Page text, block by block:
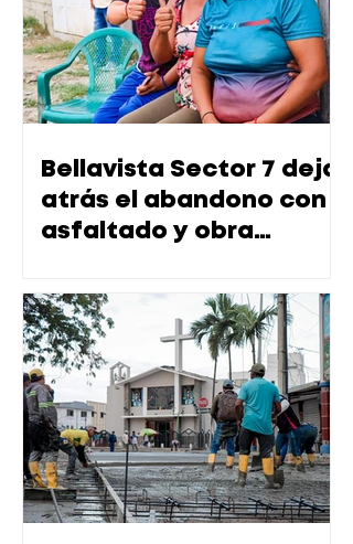
Bellavista Sector 7 deja
atrás el abandono con
asfaltado y obra
la calidad de vida de
sus moradores